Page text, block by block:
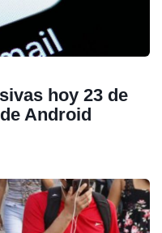
hoy 23 de
Android